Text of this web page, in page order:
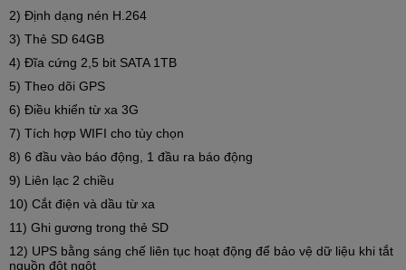
2) Định dạng nén H.264
3) Thẻ SD 64GB
4) Đĩa cứng 2,5 bit SATA 1TB
5) Theo dõi GPS
6) Điều khiển từ xa 3G
7) Tích hợp WIFI cho tùy chọn
8) 6 đầu vào báo động, 1 đầu ra báo động
9) Liên lạc 2 chiều
10) Cắt điện và dầu từ xa
11) Ghi gương trong thẻ SD
12) UPS bằng sáng chế liên tục hoạt động để bảo vệ dữ liệu khi tắt
nguồn đột ngột